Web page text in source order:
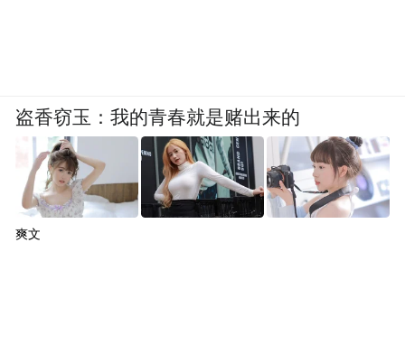
盗香窃玉：我的青春就是赌出来的
爽文